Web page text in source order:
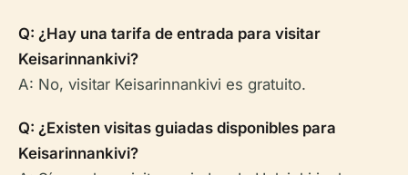
Q: ¿Hay una tarifa de entrada para visitar
Keisarinnankivi?
A: No, visitar Keisarinnankivi es gratuito.
Q: ¿Existen visitas guiadas disponibles para
Keisarinnankivi?